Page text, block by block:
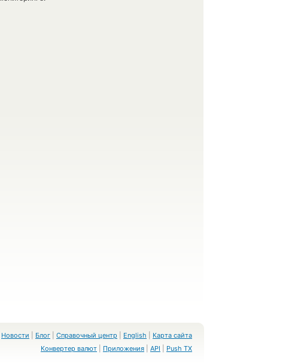
Новости Блог Справочный центр English
Карта сайта
Конвертер валют
Приложения API Push TX